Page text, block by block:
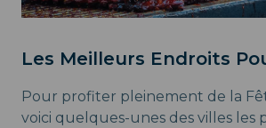
Les Meilleurs Endroits
Pour profiter pleinement de la
voici quelques-unes des villes les